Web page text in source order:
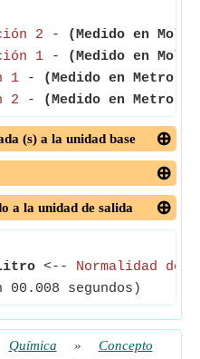
2 -
(Medido en Mol
1 -
(Medido en Mol
1 -
(Medido en Metro
2 - (Medido en Metro
(s) a la unidad base
a la unidad de salida
<-- Normalidad de
00.008 segundos)
Química »
Concepto